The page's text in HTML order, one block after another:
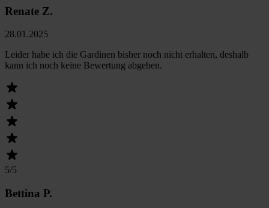
Renate Z.
28.01.2025
Leider habe ich die Gardinen bisher noch nicht erhalten, deshalb
kann ich noch keine Bewertung abgeben.
5/5
Bettina P.